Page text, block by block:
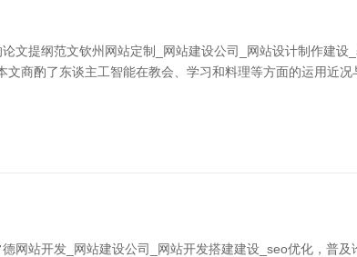
文提纲范文钦州网站定制_网站建设公司_网站设计制作建设
商酌了东谈主工智能在教会、学习和料理等方面的运用近
网站开发_网站建设公司_网站开发搭建建设_seo优化，普及